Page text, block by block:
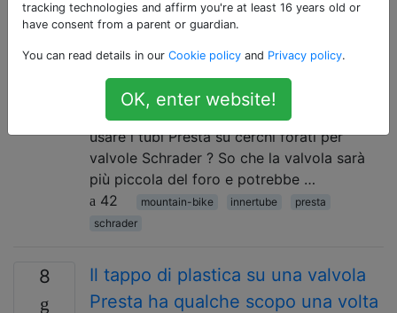
cerchio Schrader?
Continuo a perdere pressione nelle mie
valvole nei tubi. È una vecchia mountain
bike con pneumatici da 26 pollici. Posso
usare i tubi Presta su cerchi forati per
valvole Schrader ? So che la valvola sarà
più piccola del foro e potrebbe …
42
mountain-bike innertube
presta
schrader
8
Il tappo di plastica su una valvola
Presta ha qualche scopo una volta
tracking technologies and affirm you're at least 16 years old or
have consent from a parent or guardian.
You can read details in our Cookie policy and Privacy policy.
OK, enter website!